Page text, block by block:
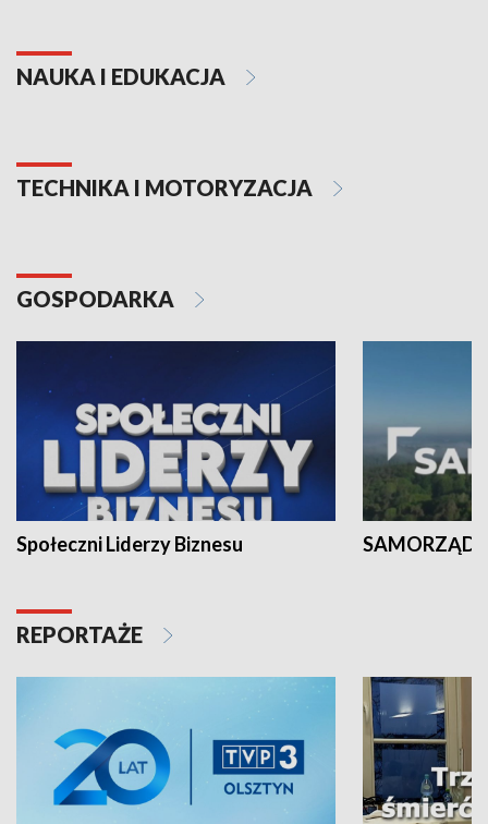
NAUKA I EDUKACJA
TECHNIKA I MOTORYZACJA
GOSPODARKA
Społeczni Liderzy Biznesu SAMORZĄD
REPORTAŻE